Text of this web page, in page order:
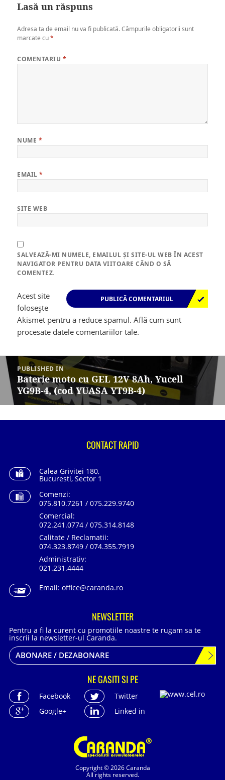
Lasă un răspuns
Adresa ta de email nu va fi publicată. Câmpurile obligatorii sunt
marcate cu*
COMENTARIU *
NUME *
EMAIL*
SITE WEB
SALVEAZĂ-MI NUMELE, EMAILUL ȘI SITE-UL WEB ÎN ACEST
NAVIGATOR PENTRU DATA VIITOARE CÂND O SĂ
COMENTEZ.
Acest site
folosește
Akismet pentru a reduce spamul.Află cum sunt
procesate datele comentariilor tale.
Navigare
în
articole
PUBLISHED IN
Baterie moto cu GEL 12V 8Ah, Yucell
YG9B-4, (cod YUASA YT9B-4)
Copyright © 2026 Caranda
All rights reserved.
CONTACT RAPID
Calea Grivitei 180,
Bucuresti, Sector 1
Comenzi:
075.810.7261 / 075.229.9740
Comercial:
072.241.0774 / 075.314.8148
Calitate / Reclamatii:
074.323.8749 / 074.355.7919
Administrativ:
021.231.4444
Email: office@caranda.ro
NEWSLETTER
Pentru a fi la curent cu promotiile noastre te rugam sa te
inscrii la newsletter-ul Caranda.
ABONARE / DEZABONARE
NE GASITI SI PE
Facebook
Twitter
Google+
Linked in